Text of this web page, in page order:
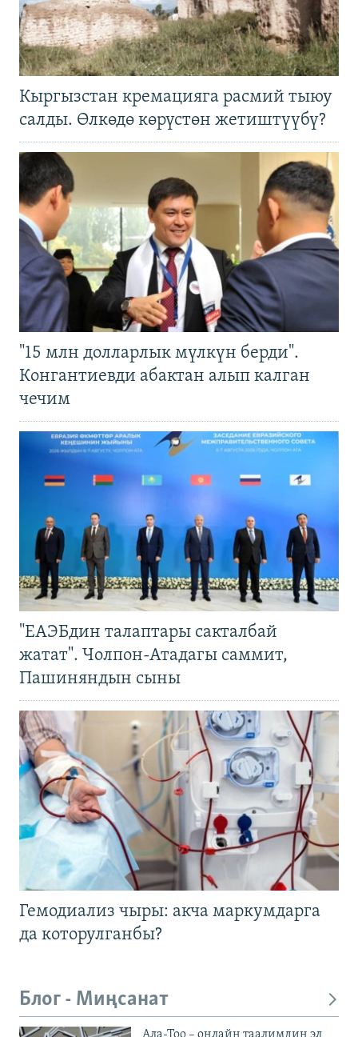
Кыргызстан кремацияга расмий тыюу
салды. Өлкөдө көрүстөн жетиштүүбү?
"15 млн долларлык мүлкүн берди".
Конгантиевди абактан алып калган
чечим
"ЕАЭБдин талаптары сакталбай
жатат". Чолпон-Атадагы саммит,
Пашиняндын сыны
Гемодиализ чыры: акча маркумдарга
да которулганбы?
Блог - Миңсанат